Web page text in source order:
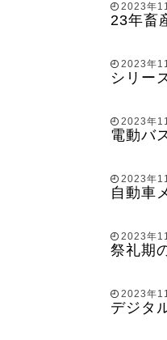
2023年
23年畜
2023年
シリー
2023年
電動バ
2023年
自動車
2023年
祭礼期
2023年
デジタ